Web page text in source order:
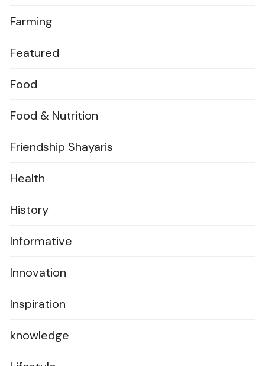
Farming
Featured
Food
Food & Nutrition
Friendship Shayaris
Health
History
Informative
Innovation
Inspiration
knowledge